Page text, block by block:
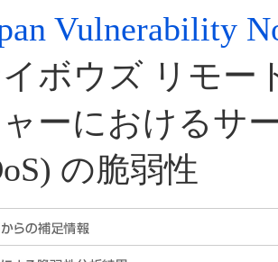
Vulnerability
ボウズ リモー
ーにおけるサ
の脆弱性